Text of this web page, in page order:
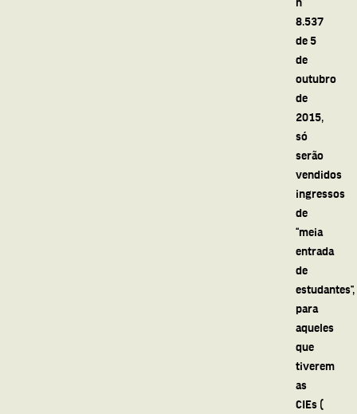
8.537
de 5
de
outubro
de
2015,
só
serão
vendidos
ingressos
de
“meia
entrada
de
estudantes”,
para
aqueles
que
tiverem
as
CIEs (